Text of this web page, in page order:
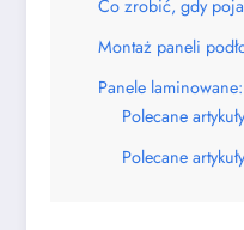
Co zrobić, gdy
Montaż paneli
Panele
Polecane artykuły
Polecane artykuły